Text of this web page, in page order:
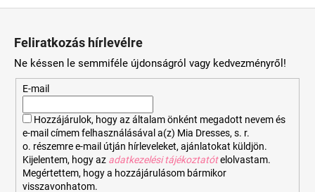
Feliratkozás hírlevélre
Ne késsen le semmiféle újdonságról vagy kedvezményről!
E-mail
Hozzájárulok, hogy az általam önként megadott nevem és
e-mail címem felhasználásával a(z) Mia Dresses, s. r.
o. részemre e-mail útján hírleveleket, ajánlatokat küldjön.
Kijelentem, hogy az adatkezelési tájékoztatót elolvastam.
Megértettem, hogy a hozzájárulásom bármikor
visszavonhatom.